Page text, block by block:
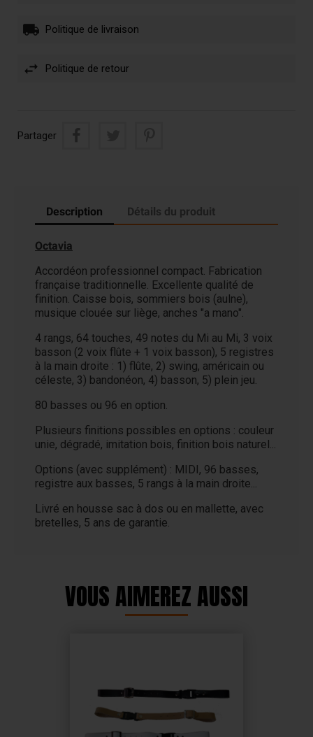
Politique de livraison
Politique de retour
Partager
Description Détails du produit
Octavia
Accordéon professionnel compact. Fabrication
française traditionnelle. Excellente qualité de
finition. Caisse bois, sommiers bois (aulne),
musique clouée sur liège, anches "a mano".
4 rangs, 64 touches, 49 notes du Mi au Mi, 3 voix
basson (2 voix flûte + 1 voix basson), 5 registres
à la main droite : 1) flûte, 2) swing, américain ou
céleste, 3) bandonéon, 4) basson, 5) plein jeu.
80 basses ou 96 en option.
Plusieurs finitions possibles en options : couleur
unie, dégradé, imitation bois, finition bois naturel...
Options (avec supplément) : MIDI, 96 basses,
registre aux basses, 5 rangs à la main droite...
Livré en housse sac à dos ou en mallette, avec
bretelles, 5 ans de garantie.
VOUS AIMEREZ AUSSI